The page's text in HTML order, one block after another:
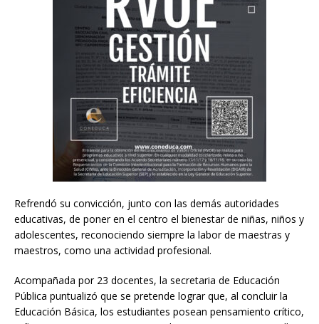
Refrendó su convicción, junto con las demás autoridades
educativas, de poner en el centro el bienestar de niñas, niños y
adolescentes, reconociendo siempre la labor de maestras y
maestros, como una actividad profesional.
Acompañada por 23 docentes, la secretaria de Educación
Pública puntualizó que se pretende lograr que, al concluir la
Educación Básica, los estudiantes posean pensamiento crítico,